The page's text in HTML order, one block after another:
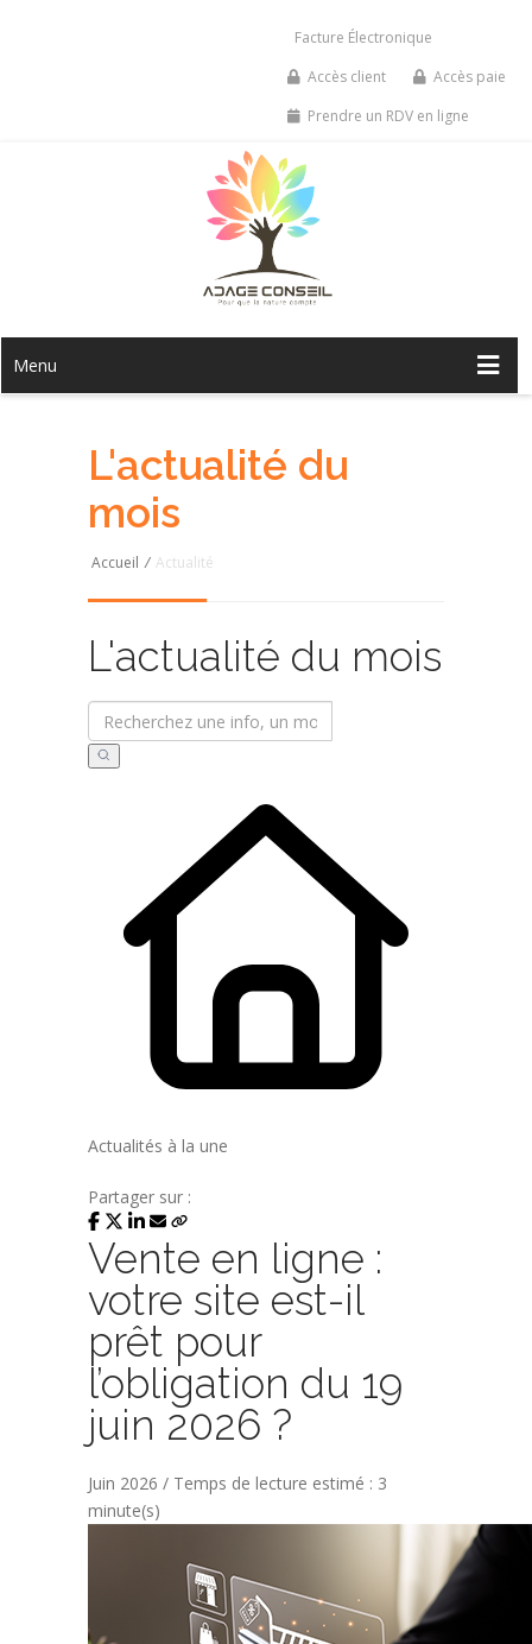
Facture Électronique
Accès client
Accès paie
Prendre un RDV en ligne
Menu
L'actualité du
mois
Accueil / Actualité
L'actualité du mois
Actualités à la une
Partager sur :
Vente en ligne :
votre site est-il
prêt pour
l’obligation du 19
juin 2026 ?
Juin 2026 / Temps de lecture estimé : 3
minute(s)